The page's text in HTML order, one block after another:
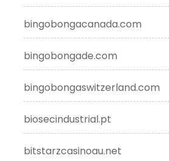
bingobongacanada.com
bingobongade.com
bingobongaswitzerland.com
biosecindustrial.pt
bitstarzcasinoau.net